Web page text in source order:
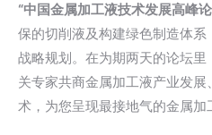
“中国金属加工液技术发展高峰
保的切削液及构建绿色制造体
战略规划。在为期两天的论坛
关专家共商金属加工液产业发
术，为您呈现最接地气的金属加